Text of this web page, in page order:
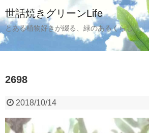
世話焼きグリーンLife
とある植物好きが綴る、緑のあるくらし
2698
2018/10/14